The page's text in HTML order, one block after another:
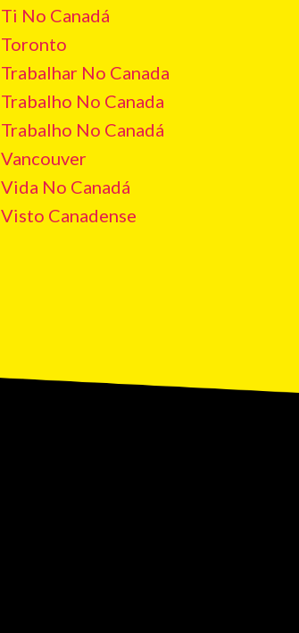
Ti No Canadá
Toronto
Trabalhar No Canada
Trabalho No Canada
Trabalho No Canadá
Vancouver
Vida No Canadá
Visto Canadense